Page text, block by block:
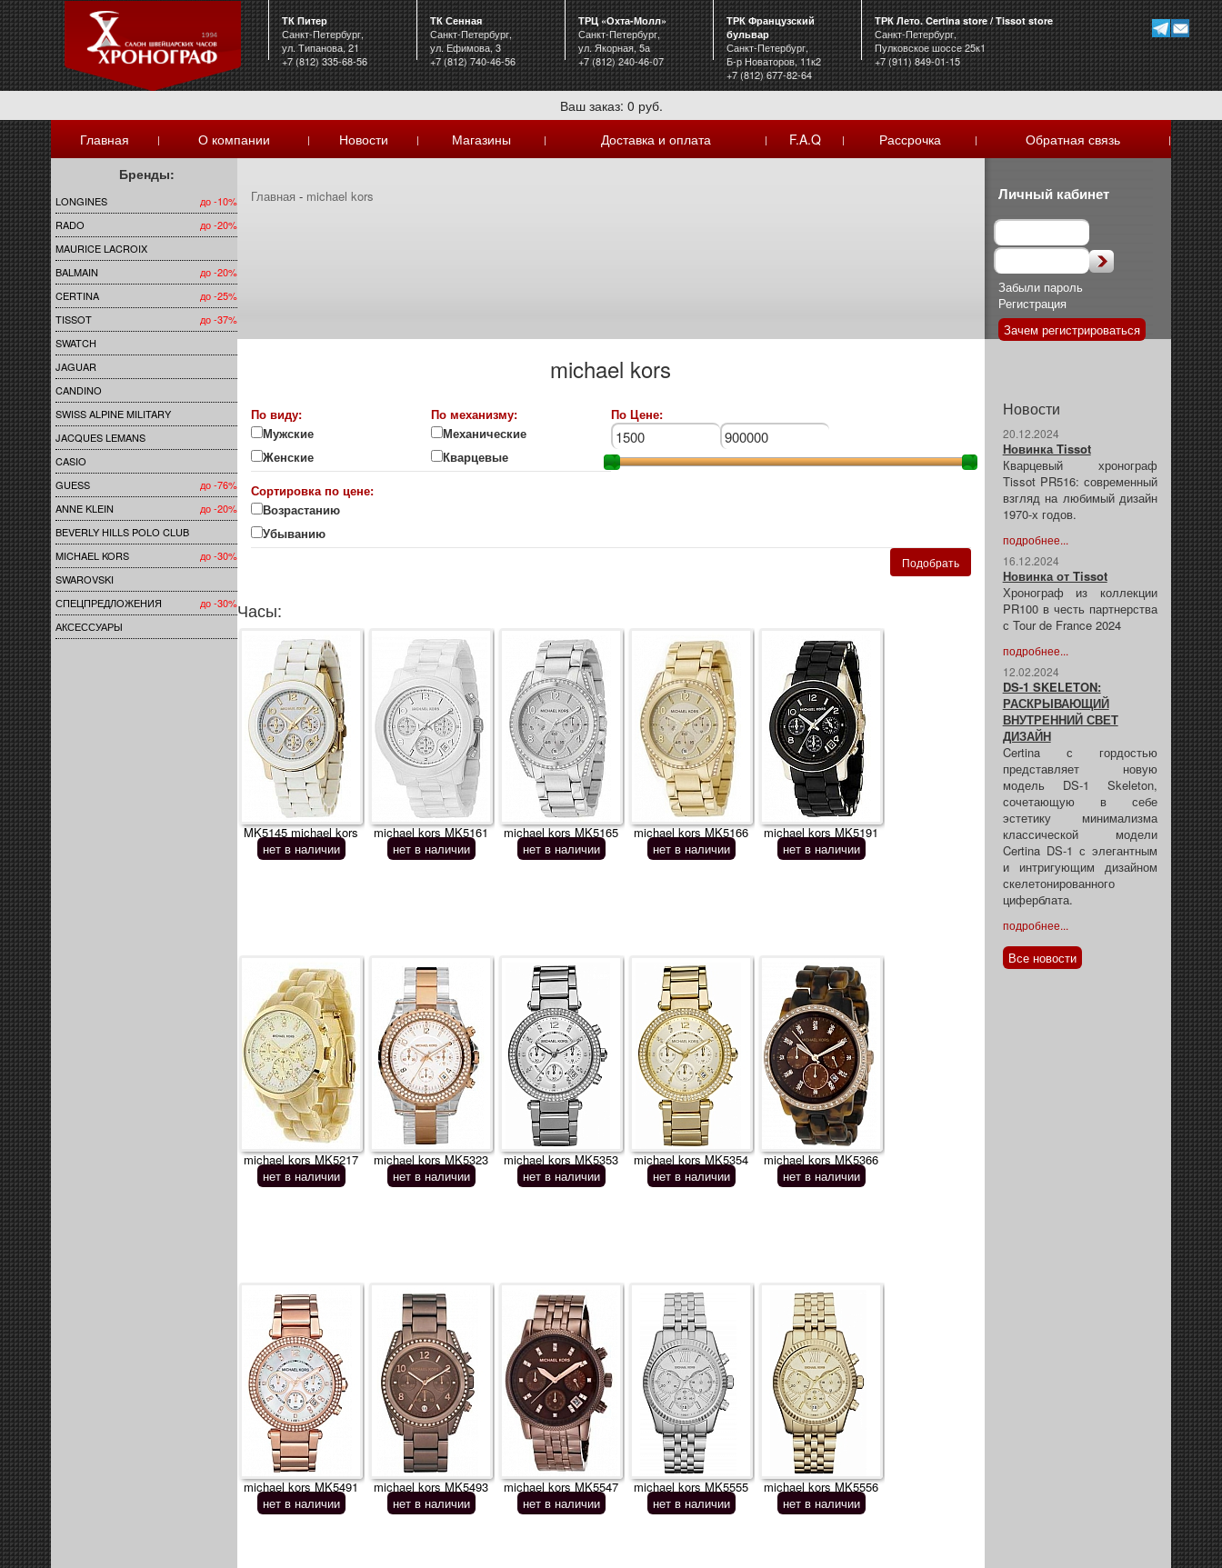
ТК Питер
Санкт-Петербург,
ул. Типанова, 21
+7 (812) 335-68-56
ТК Сенная
Санкт-Петербург,
ул. Ефимова, 3
+7 (812) 740-46-56
ТРЦ «Охта-Молл»
Санкт-Петербург,
ул. Якорная, 5а
+7 (812) 240-46-07
ТРК Французский
бульвар
Санкт-Петербург,
Б-р Новаторов, 11к2
+7 (812) 677-82-64
ТРК Лето. Certina store / Tissot store
Санкт-Петербург,
Пулковское шоссе 25к1
+7 (911) 849-01-15
Ваш заказ: 0 руб.
Главная
| О компании | Новости | Магазины | Доставка и оплата | F.A.Q | Рассрочка | Обратная связь |
Бренды:
LONGINES
до -10%
RADO
до -20%
MAURICE LACROIX
BALMAIN
до -20%
CERTINA
до -25%
TISSOT
до -37%
SWATCH
JAGUAR
CANDINO
SWISS ALPINE MILITARY
JACQUES LEMANS
CASIO
GUESS
до -76%
ANNE KLEIN
до -20%
BEVERLY HILLS POLO CLUB
MICHAEL KORS
до -30%
SWAROVSKI
СПЕЦПРЕДЛОЖЕНИЯ
до -30%
АКСЕССУАРЫ
Главная - michael kors
michael kors
По виду:
Мужские
Женские
По механизму:
Механические
Кварцевые
По Цене:
Сортировка по цене:
Возрастанию
Убыванию
Часы:
MK5145 michael kors
нет в наличии
michael kors MK5161
нет в наличии
michael kors MK5165
нет в наличии
michael kors MK5166
нет в наличии
michael kors MK5191
нет в наличии
michael kors MK5217
нет в наличии
michael kors MK5323
нет в наличии
michael kors MK5353
нет в наличии
michael kors MK5354
нет в наличии
michael kors MK5366
нет в наличии
michael kors MK5491
нет в наличии
michael kors MK5493
нет в наличии
michael kors MK5547
нет в наличии
michael kors MK5555
нет в наличии
michael kors MK5556
нет в наличии
Личный кабинет
Забыли пароль
Регистрация
Зачем регистрироваться
Новости
20.12.2024
Новинка Tissot
Кварцевый хронограф
Tissot PR516: современный
взгляд на любимый дизайн
1970-х годов.
подробнее...
16.12.2024
Новинка от Tissot
Хронограф из коллекции
PR100 в честь партнерства
с Tour de France 2024
подробнее...
12.02.2024
DS-1 SKELETON:
РАСКРЫВАЮЩИЙ
ВНУТРЕННИЙ СВЕТ
ДИЗАЙН
Certina с гордостью
представляет новую
модель DS-1 Skeleton,
сочетающую в себе
эстетику минимализма
классической модели
Certina DS-1 с элегантным
и интригующим дизайном
скелетонированного
циферблата.
подробнее...
Все новости